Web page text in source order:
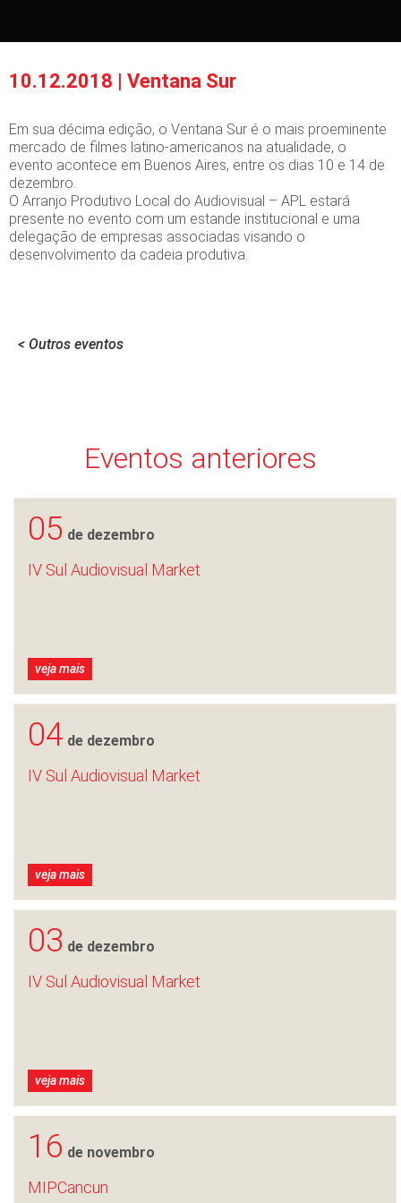
10.12.2018 | Ventana Sur
Em sua décima edição, o Ventana Sur é o mais proeminente
mercado de filmes latino-americanos na atualidade, o
evento acontece em Buenos Aires, entre os dias 10 e 14 de
dezembro.
O Arranjo Produtivo Local do Audiovisual – APL estará
presente no evento com um estande institucional e uma
delegação de empresas associadas visando o
desenvolvimento da cadeia produtiva.
< Outros eventos
Eventos anteriores
05 de dezembro
IV Sul Audiovisual Market
veja mais
04 de dezembro
IV Sul Audiovisual Market
veja mais
03 de dezembro
IV Sul Audiovisual Market
veja mais
16 de novembro
MIPCancun